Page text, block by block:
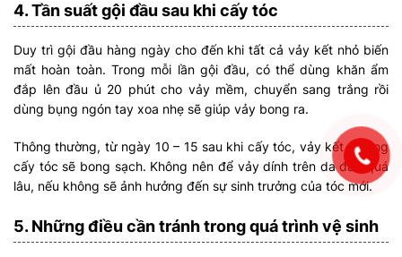
4. Tần suất gội đầu sau khi cấy tóc
Duy trì gội đầu hàng ngày cho đến khi tất cả vảy kết nhỏ biến
mất hoàn toàn. Trong mỗi lần gội đầu, có thể dùng khăn ẩm
đắp lên đầu ủ 20 phút cho vảy mềm, chuyển sang trắng rồi
dùng bụng ngón tay xoa nhẹ sẽ giúp vảy bong ra.
Thông thường, từ ngày 10 – 15 sau khi cấy tóc, vảy kết ở vùng
cấy tóc sẽ bong sạch. Không nên để vảy dính trên da đầu quá
lâu, nếu không sẽ ảnh hưởng đến sự sinh trưởng của tóc mới.
5. Những điều cần tránh trong quá trình vệ sinh